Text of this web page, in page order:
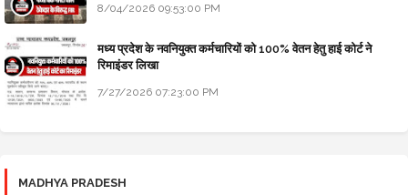
8/04/2026 09:53:00 PM
मध्य प्रदेश के नवनियुक्त कर्मचारियों को 100% वेतन हेतु हाई कोर्ट ने
रिमाइंडर लिखा
7/27/2026 07:23:00 PM
MADHYA PRADESH